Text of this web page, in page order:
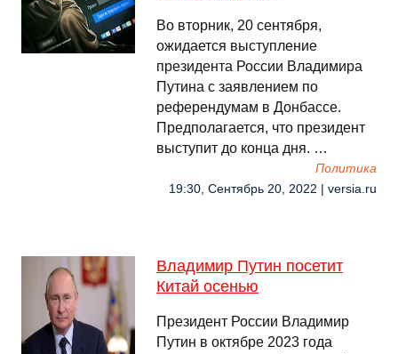
Во вторник, 20 сентября,
ожидается выступление
президента России Владимира
Путина с заявлением по
референдумам в Донбассе.
Предполагается, что президент
выступит до конца дня. …
Политика
19:30, Сентябрь 20, 2022 | versia.ru
Владимир Путин посетит
Китай осенью
Президент России Владимир
Путин в октябре 2023 года